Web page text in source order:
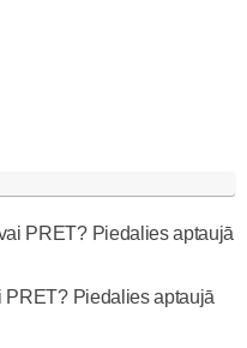
PRET? Piedalies aptaujā